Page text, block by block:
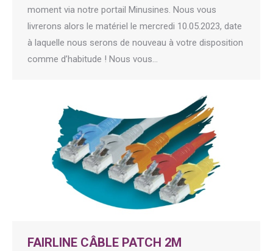
moment via notre portail Minusines. Nous vous
livrerons alors le matériel le mercredi 10.05.2023, date
à laquelle nous serons de nouveau à votre disposition
comme d’habitude ! Nous vous…
FAIRLINE CÂBLE PATCH 2M